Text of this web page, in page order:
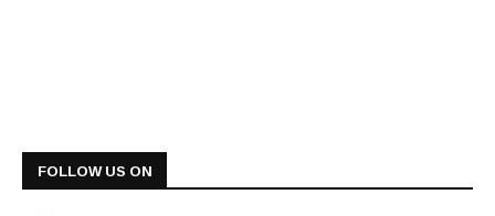
FOLLOW US ON